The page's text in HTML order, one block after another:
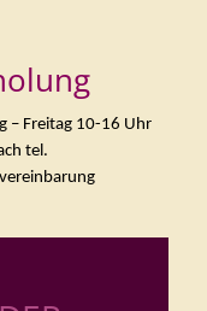
– Freitag 10-16 Uhr
tel.